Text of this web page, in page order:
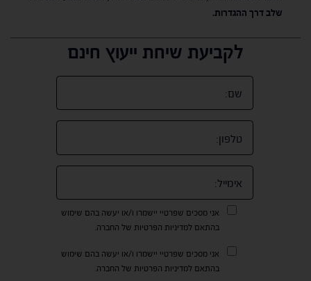
שלב דרך ההגדרות.
לקביעת שיחת ייעוץ חינם
אני מסכים שפרטיי יישמרו ו/או יעשה בהם שימוש
בהתאם למדיניות הפרטיות של החברה.
אני מסכים שפרטיי יישמרו ו/או יעשה בהם שימוש
בהתאם למדיניות הפרטיות של החברה.